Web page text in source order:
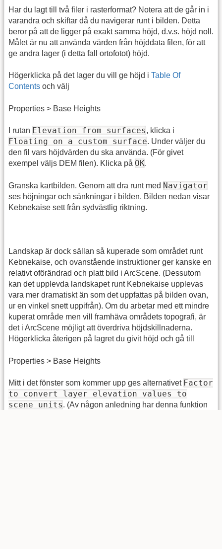
Har du lagt till två filer i rasterformat? Notera att de går in i
varandra och skiftar då du navigerar runt i bilden. Detta
beror på att de ligger på exakt samma höjd, d.v.s. höjd noll.
Målet är nu att använda värden från höjddata filen, för att
ge andra lager (i detta fall ortofotot) höjd.
Högerklicka på det lager du vill ge höjd i Table Of
Contents och välj
Properties > Base Heights
I rutan Elevation from surfaces, klicka i
Floating on a custom surface. Under väljer du
den fil vars höjdvärden du ska använda. (För givet
exempel väljs DEM filen). Klicka på OK.
Granska kartbilden. Genom att dra runt med Navigator
ses höjningar och sänkningar i bilden. Bilden nedan visar
Kebnekaise sett från sydvästlig riktning.
Landskap är dock sällan så kuperade som området runt
Kebnekaise, och ovanstående instruktioner ger kanske en
relativt oförändrad och platt bild i ArcScene. (Dessutom
kan det upplevda landskapet runt Kebnekaise upplevas
vara mer dramatiskt än som det uppfattas på bilden ovan,
ur en vinkel snett uppifrån). Om du arbetar med ett mindre
kuperat område men vill framhäva områdets topografi, är
det i ArcScene möjligt att överdriva höjdskillnaderna.
Högerklicka återigen på lagret du givit höjd och gå till
Properties > Base Heights
Mitt i det fönster som kommer upp ges alternativet Factor
to convert layer elevation values to
scene units. (Av någon anledning har denna funktion